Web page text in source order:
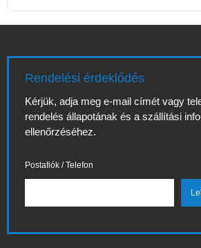
Rendelési érdeklődés
Kérjük, adja meg e-mail címét vagy
rendelés állapotának és a szállítási
ellenőrzéséhez.
Postafiók / Telefon